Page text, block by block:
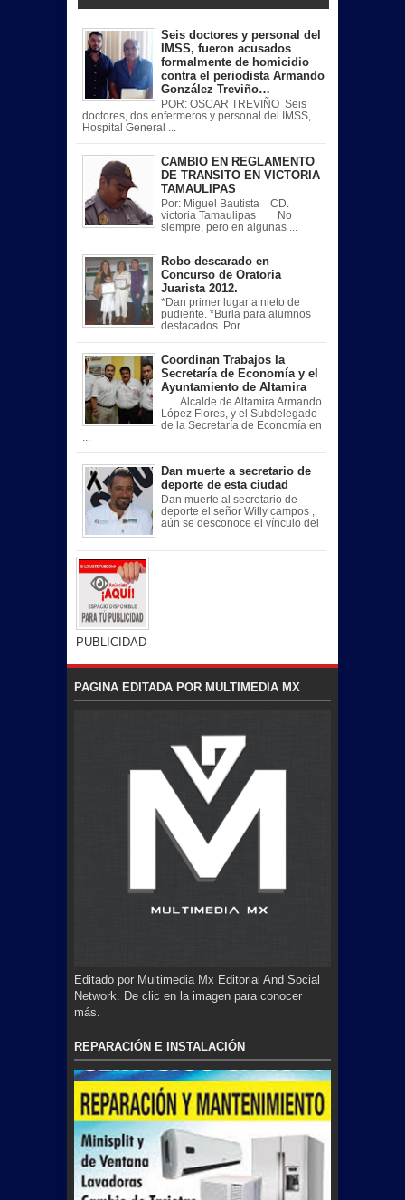
Seis doctores y personal del
IMSS, fueron acusados
formalmente de homicidio
contra el periodista Armando
González Treviño…
POR: OSCAR TREVIÑO Seis
doctores, dos enfermeros y personal del IMSS,
Hospital General ...
CAMBIO EN REGLAMENTO
DE TRANSITO EN VICTORIA
TAMAULIPAS
Por: Miguel Bautista CD.
victoria Tamaulipas No
siempre, pero en algunas ...
Robo descarado en
Concurso de Oratoria
Juarista 2012.
*Dan primer lugar a nieto de
pudiente. *Burla para alumnos
destacados. Por ...
Coordinan Trabajos la
Secretaría de Economía y el
Ayuntamiento de Altamira
Alcalde de Altamira Armando
López Flores, y el Subdelegado
de la Secretaría de Economía en
Dan muerte a secretario de
deporte de esta ciudad
Dan muerte al secretario de
deporte el señor Willy campos ,
aún se desconoce el vínculo del
PUBLICIDAD
PAGINA EDITADA POR MULTIMEDIA MX
Editado por Multimedia Mx Editorial And Social
Network. De clic en la imagen para conocer
más.
REPARACIÓN E INSTALACIÓN